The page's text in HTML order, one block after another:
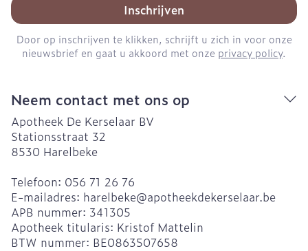
Inschrijven
Door op inschrijven te klikken, schrijft u zich in voor onze
nieuwsbrief en gaat u akkoord met onze privacy policy.
Neem contact met ons op
Apotheek De Kerselaar BV
Stationsstraat 32
8530 Harelbeke
Telefoon: 056 71 26 76
E-mailadres: harelbeke@apotheekdekerselaar.be
APB nummer: 341305
Apotheek titularis: Kristof Mattelin
BTW nummer: BE0863507658